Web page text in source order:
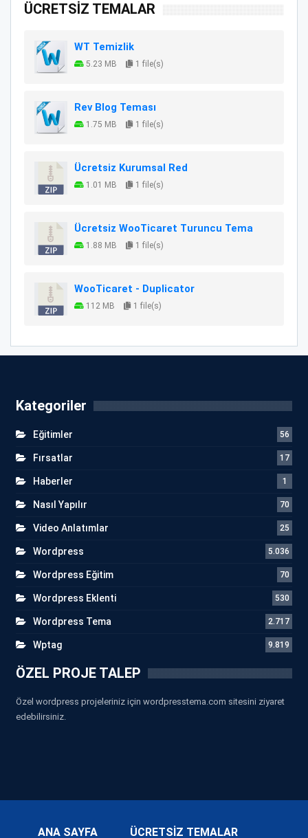
ÜCRETSİZ TEMALAR
WT Temizlik
5.23 MB 1 file(s)
Rev Blog Teması
1.75 MB 1 file(s)
Ücretsiz Kurumsal Red
1.01 MB 1 file(s)
Ücretsiz WooTicaret Turuncu Tema
1.88 MB 1 file(s)
WooTicaret - Duplicator
112 MB 1 file(s)
Kategoriler
Eğitimler 56
Fırsatlar 17
Haberler 1
Nasıl Yapılır 70
Video Anlatımlar 25
Wordpress 5.036
Wordpress Eğitim 70
Wordpress Eklenti 530
Wordpress Tema 2.717
Wptag 9.819
ÖZEL PROJE TALEP
Özel wordpress projeleriniz için wordpresstema.com sitesini ziyaret
edebilirsiniz.
ANA SAYFA ÜCRETSİZ TEMALAR